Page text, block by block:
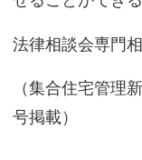
法律相談会専
（集合住宅管理
号掲載）